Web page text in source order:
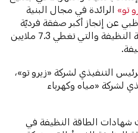
تو»الرائدة في مجال البنية
عن إنجاز أكبر صفقة فرديّة
من نوعها لشراء شهادات الطاقة النظيفة والتي تغطي 7.3 ملايين
التنفيذي لشركة «زيرو تو»،
لشركة «مياه وكهرباء
شهادات الطاقة النظيفة في